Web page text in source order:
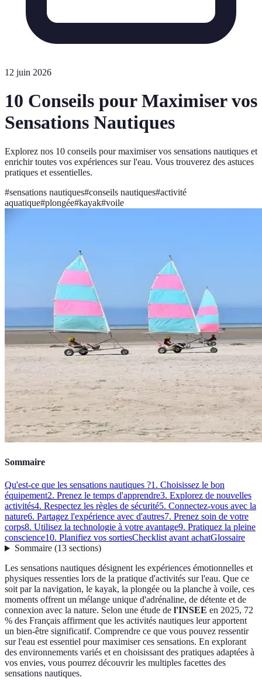
12 juin 2026
10 Conseils pour Maximiser vos
Sensations Nautiques
Explorez nos 10 conseils pour maximiser vos sensations nautiques et
enrichir toutes vos expériences sur l'eau. Vous trouverez des astuces
pratiques et essentielles.
#sensations nautiques#conseils nautiques#activité
aquatique#plongée#kayak#voile
Sommaire
Qu'est-ce que les sensations nautiques ?1. Choisissez le bon
équipement2. Prenez le temps d'apprendre3. Explorez de nouvelles
activités4. Respectez les règles de sécurité5. Connectez-vous avec la
nature6. Partagez l'expérience avec d'autres7. Prenez soin de votre
corps8. Utilisez la technologie à votre avantage9. Pratiquez la pleine
conscience10. Planifiez vos sortiesChecklist avant achatGlossaire
Sommaire(13 sections)
Les sensations nautiques désignent les expériences émotionnelles et
physiques ressenties lors de la pratique d'activités sur l'eau. Que ce
soit par la navigation, le kayak, la plongée ou la planche à voile, ces
moments offrent un mélange unique d'adrénaline, de détente et de
connexion avec la nature. Selon une étude de l'INSEE en 2025, 72
% des Français affirment que les activités nautiques leur apportent
un bien-être significatif. Comprendre ce que vous pouvez ressentir
sur l'eau est essentiel pour maximiser ces sensations. En explorant
des environnements variés et en choisissant des pratiques adaptées à
vos envies, vous pourrez découvrir les multiples facettes des
sensations nautiques.